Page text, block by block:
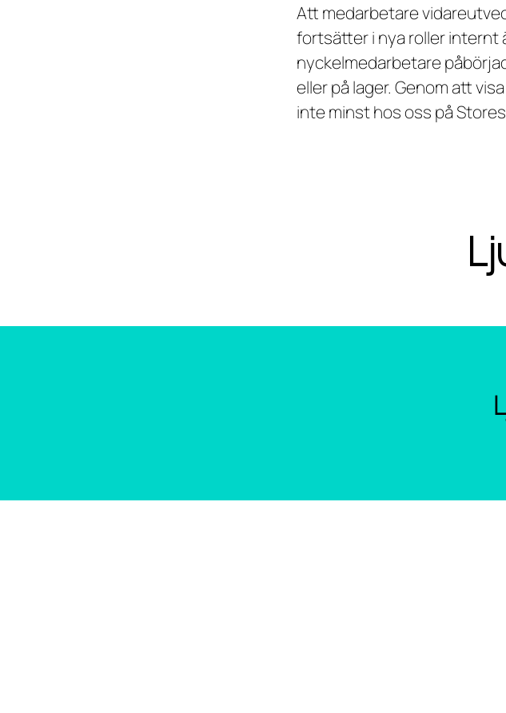
Att medarbetare
fortsätter i nya roller internt
nyckelmedarbetare
eller på lager. Genom att
inte minst hos oss på